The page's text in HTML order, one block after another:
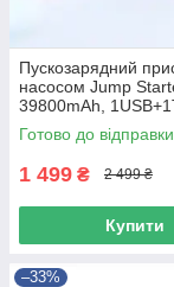
Пускозарядний
насосом Jump
39800mAh,
Чорно-червоний
Готово до відправки
1 499 ₴ 2 499 ₴
Купити
–33%